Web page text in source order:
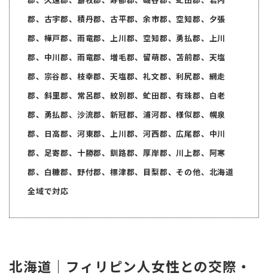
郡、古宇郡、積丹郡、古平郡、余市郡、空知郡、夕張
郡、樺戸郡、雨竜郡、上川郡、空知郡、勇払郡、上川
郡、中川郡、雨竜郡、増毛郡、留萌郡、苫前郡、天塩
郡、宗谷郡、枝幸郡、天塩郡、礼文郡、利尻郡、網走
郡、斜里郡、常呂郡、紋別郡、虻田郡、有珠郡、白老
郡、勇払郡、沙流郡、新冠郡、浦河郡、様似郡、幌泉
郡、日高郡、河東郡、上川郡、河西郡、広尾郡、中川
郡、足寄郡、十勝郡、釧路郡、厚岸郡、川上郡、阿寒
郡、白糠郡、野付郡、標津郡、目梨郡、その他、北海道
全域で対応
北海道｜フィリピン人女性との交際・